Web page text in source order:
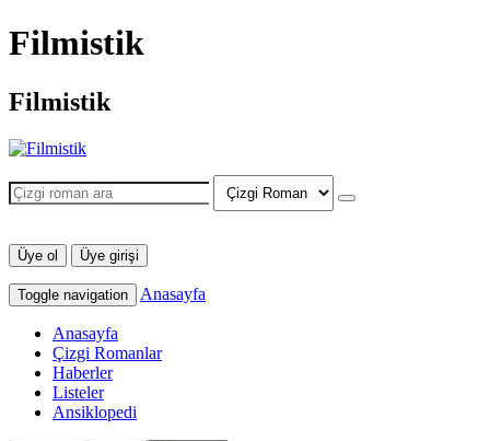
Filmistik
Filmistik
Üye ol Üye girişi
Toggle navigation Anasayfa
Anasayfa
Çizgi Romanlar
Haberler
Listeler
Ansiklopedi